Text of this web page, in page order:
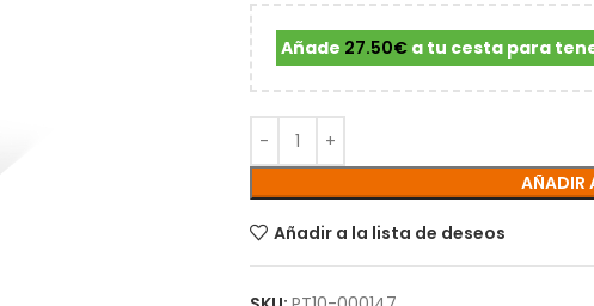
Añade 27.50€a tu cesta para
AÑADIR
Añadir a la lista de deseos